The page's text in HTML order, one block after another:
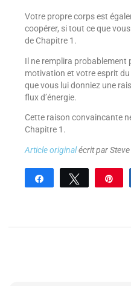
Votre propre corps est
coopérer, si tout ce que
de Chapitre 1.
Il ne remplira
motivation et votre esprit du
que vous lui donniez une
flux d’énergie.
Cette raison convaincante
Chapitre 1.
Article originalécrit par Steve
Partagez Tweetez